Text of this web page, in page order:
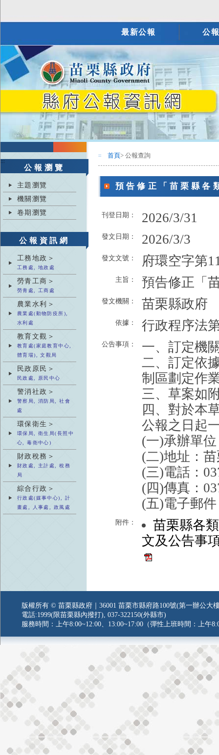
最新公報 公
:::
公報瀏覽
主題瀏覽
機關瀏覽
卷期瀏覽
公報資訊網
工務地政＞
工務處, 地政處
勞青工商＞
勞青處, 工商處
農業水利＞
農業處(動物防疫所),
水利處
教育文觀＞
教育處(家庭教育中心,
體育場), 文觀局
民政原民＞
民政處, 原民中心
警消社政＞
警察局, 消防局, 社會
處
環保衛生＞
環保局, 衛生局(長照中
心, 毒衛中心)
財政稅務＞
財政處, 主計處, 稅務
局
綜合行政＞
行政處(媒事中心), 計
畫處, 人事處, 政風處
::: 首頁> 公報查詢
預告修正「苗栗縣各
刊登日期： 2026/3/31
發文日期： 2026/3/3
發文文號： 府環空字第
主旨： 預告修正「
發文機關： 苗栗縣政府
依據： 行政程序法
公告事項：
一、訂定機
二、訂定依
制區劃定作
三、草案如
四、對於本
公報之日起
(一)承辦單
(二)地址：
(三)電話：
(四)傳真：
(五)電子郵件
附件：
苗栗縣各
文及公告事
版權所有 © 苗栗縣政府｜36001 苗栗市縣府路100號(第一辦公大
電話:1999(限苗栗縣內撥打), 037-322150(外縣市)
服務時間：上午8:00~12:00、13:00~17:00（彈性上班時間：上午